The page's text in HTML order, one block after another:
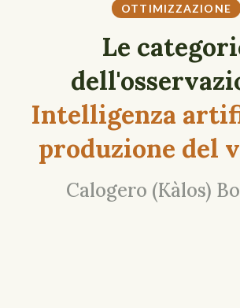
OTTIMIZZAZIONE
Le
Intelligenza
produzione del
Calogero (Kàlos)